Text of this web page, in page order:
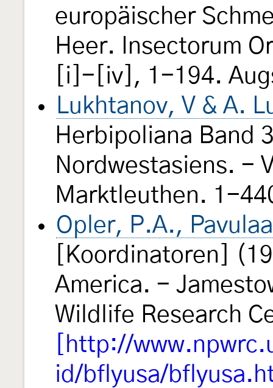
europäischer
Heer. Insectorum
[i]-[iv], 1-194.
Lukhtanov, V & A.
Herbipoliana Band
Nordwestasiens. -
Marktleuthen. 1-
Opler, P.A.,
[Koordinatoren]
America. -
Wildlife Research
[http://
id/bflyusa/